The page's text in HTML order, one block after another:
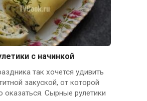
с начинкой
так хочется удивить
закуской, от которой
оказаться. Сырные рулетики